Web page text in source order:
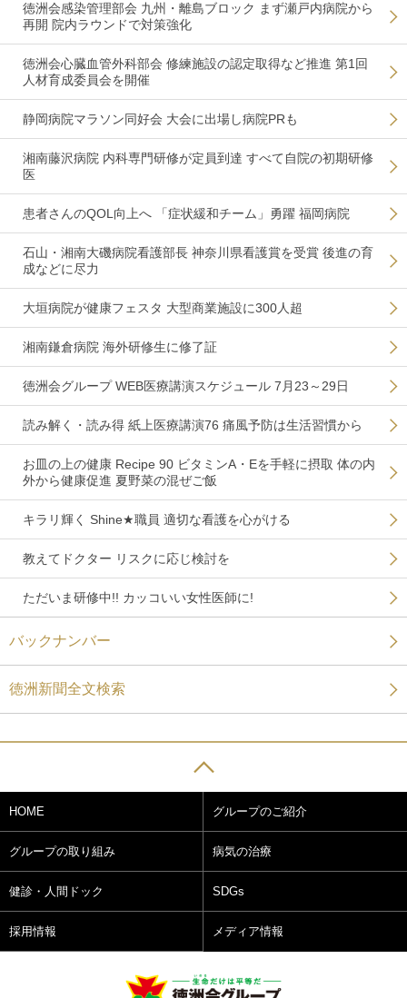
徳洲会感染管理部会 九州・離島ブロック まず瀬戸内病院から
再開 院内ラウンドで対策強化
徳洲会心臓血管外科部会 修練施設の認定取得など推進 第1回
人材育成委員会を開催
静岡病院マラソン同好会 大会に出場し病院PRも
湘南藤沢病院 内科専門研修が定員到達 すべて自院の初期研修
医
患者さんのQOL向上へ 「症状緩和チーム」勇躍 福岡病院
石山・湘南大磯病院看護部長 神奈川県看護賞を受賞 後進の育
成などに尽力
大垣病院が健康フェスタ 大型商業施設に300人超
湘南鎌倉病院 海外研修生に修了証
徳洲会グループ WEB医療講演スケジュール 7月23～29日
読み解く・読み得 紙上医療講演76 痛風予防は生活習慣から
お皿の上の健康 Recipe 90 ビタミンA・Eを手軽に摂取 体の内
外から健康促進 夏野菜の混ぜご飯
キラリ輝く Shine★職員 適切な看護を心がける
教えてドクター リスクに応じ検討を
ただいま研修中!! カッコいい女性医師に!
バックナンバー
徳洲新聞全文検索
HOME グループのご紹介
グループの取り組み 病気の治療
健診・人間ドック SDGs
採用情報 メディア情報